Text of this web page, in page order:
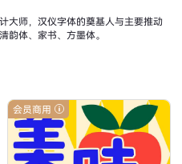
大师，汉仪字体的奠基人与主要推动
韵体、家书、方墨体。
会员商用